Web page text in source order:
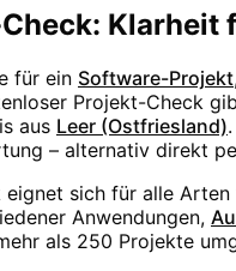
Klarheit
für ein Software-Projekt
Projekt-Check
aus Leer (Ostfriesland)
– alternativ direkt
sich für alle Arten
Anwendungen,
als 250 Projekte